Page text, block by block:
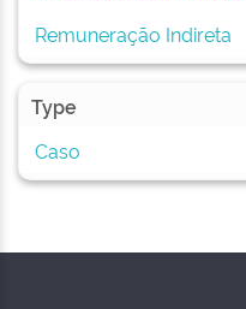
Remuneração Indireta
Type
Caso